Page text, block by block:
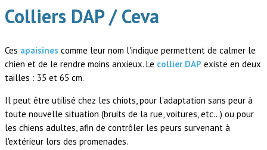
Colliers DAP / Ceva
Ces apaisines comme leur nom l'indique permettent de calmer le
chien et de le rendre moins anxieux. Le collier DAP existe en deux
tailles : 35 et 65 cm.
Il peut être utilisé chez les chiots, pour l'adaptation sans peur à
toute nouvelle situation (bruits de la rue, voitures, etc…) ou pour
les chiens adultes, afin de contrôler les peurs survenant à
l'extérieur lors des promenades.